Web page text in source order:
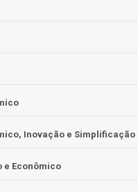
Inovação e Simplificação
e Econômico